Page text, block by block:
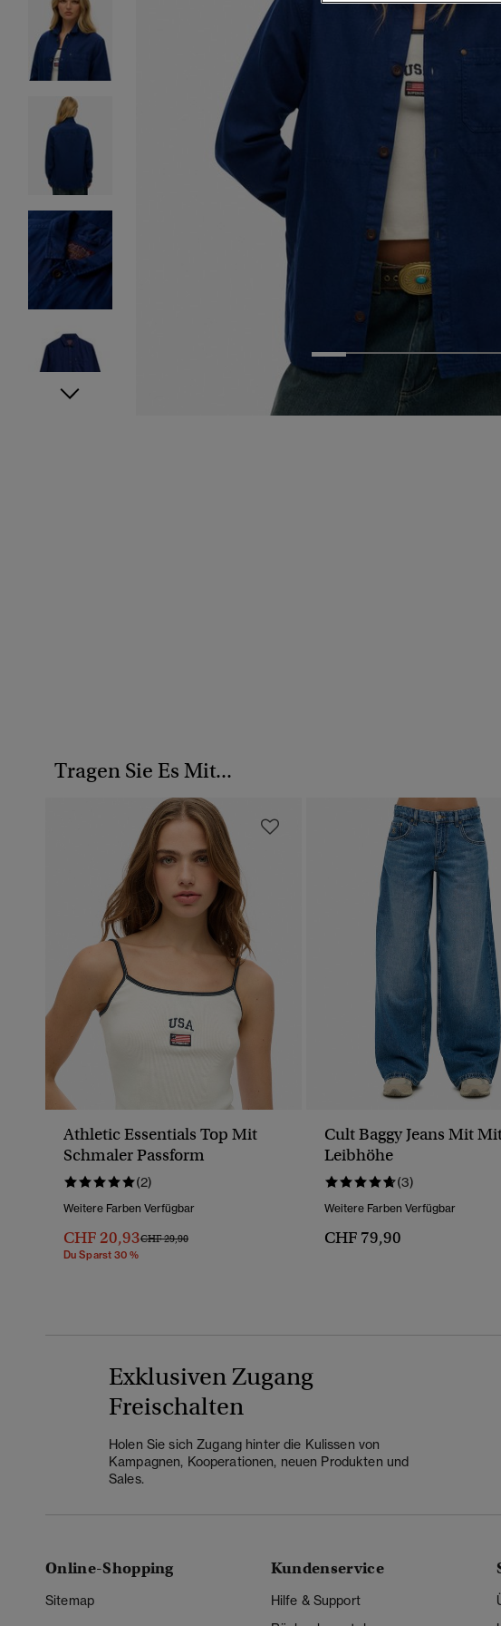
4
Tragen Sie Es Mit...
Athletic Essentials Top Mit
Schmaler Passform
(2)
Weitere Farben Verfügbar
CHF 20,93Preis Wurde Reduziert Von
CHF 29,90Bis
Du Sparst 30 %
Cult Baggy Jeans Mit
Leibhöhe
(3)
Weitere Farben Verfügbar
CHF 79,90
Exklusiven Zugang
Freischalten
Holen Sie sich Zugang hinter die Kulissen von
Kampagnen, Kooperationen, neuen Produkten und
Sales.
Online-Shopping
Sitemap
Kundenservice
Hilfe & Support